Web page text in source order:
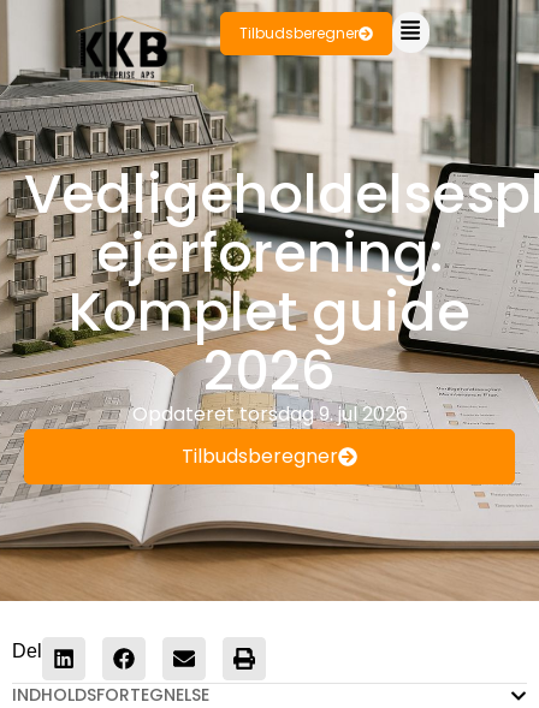
Tilbudsberegner
ejerforening:
Komplet guide
2026
Opdaterettorsdag 9. jul 2026
Tilbudsberegner
Del
INDHOLDSFORTEGNELSE